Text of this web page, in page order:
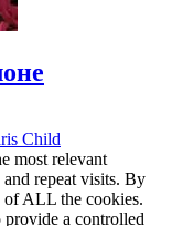
Child
most relevant
repeat visits. By
of ALL the cookies.
a controlled